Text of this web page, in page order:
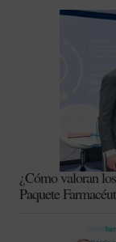
¿Cómo valoran
Paquete